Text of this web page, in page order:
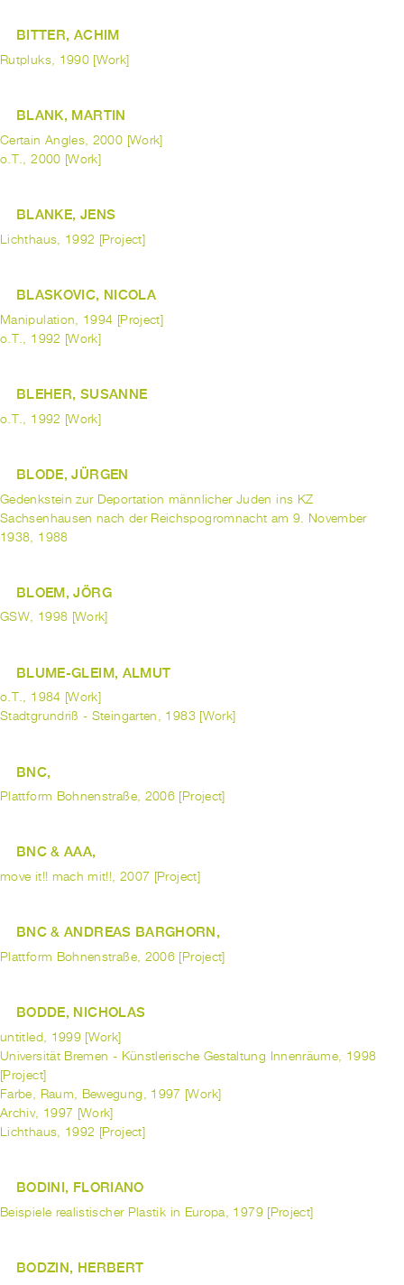
BITTER, ACHIM
Rutpluks, 1990 [Work]
BLANK, MARTIN
Certain Angles, 2000 [Work]
o.T., 2000 [Work]
BLANKE, JENS
Lichthaus, 1992 [Project]
BLASKOVIC, NICOLA
Manipulation, 1994 [Project]
o.T., 1992 [Work]
BLEHER, SUSANNE
o.T., 1992 [Work]
BLODE, JÜRGEN
Gedenkstein zur Deportation männlicher Juden ins KZ
Sachsenhausen nach der Reichspogromnacht am 9. November
1938, 1988
BLOEM, JÖRG
GSW, 1998 [Work]
BLUME-GLEIM, ALMUT
o.T., 1984 [Work]
Stadtgrundriß - Steingarten, 1983 [Work]
BNC,
Plattform Bohnenstraße, 2006 [Project]
BNC & AAA,
move it!! mach mit!!, 2007 [Project]
BNC & ANDREAS BARGHORN,
Plattform Bohnenstraße, 2006 [Project]
BODDE, NICHOLAS
untitled, 1999 [Work]
Universität Bremen - Künstlerische Gestaltung Innenräume, 1998
[Project]
Farbe, Raum, Bewegung, 1997 [Work]
Archiv, 1997 [Work]
Lichthaus, 1992 [Project]
BODINI, FLORIANO
Beispiele realistischer Plastik in Europa, 1979 [Project]
BODZIN, HERBERT